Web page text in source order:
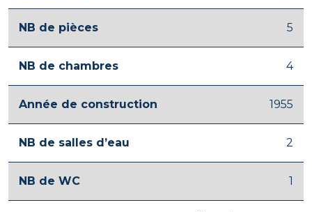
NB de pièces 5
NB de chambres 4
Année de construction 1955
NB de salles d’eau 2
NB de WC 1